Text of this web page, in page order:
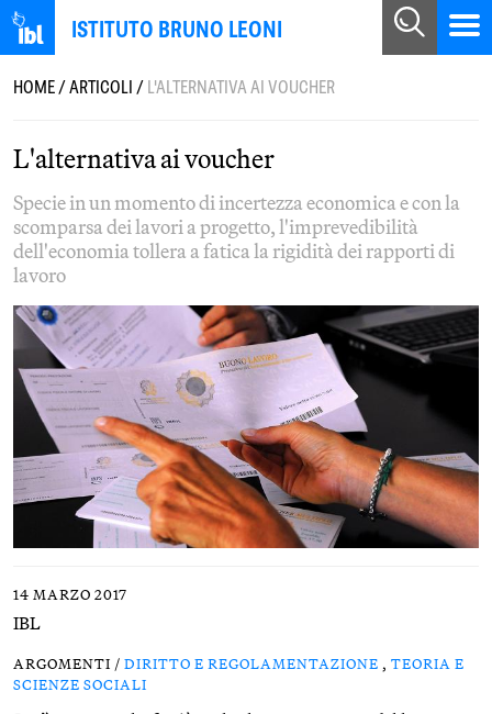
ISTITUTO BRUNO LEONI
HOME/ARTICOLI/L'ALTERNATIVA AI VOUCHER
L'alternativa ai voucher
Specie in un momento di incertezza economica e con la
scomparsa dei lavori a progetto, l'imprevedibilità
dell'economia tollera a fatica la rigidità dei rapporti di
lavoro
14 MARZO 2017
IBL
ARGOMENTI / DIRITTO E REGOLAMENTAZIONE , TEORIA E
SCIENZE SOCIALI